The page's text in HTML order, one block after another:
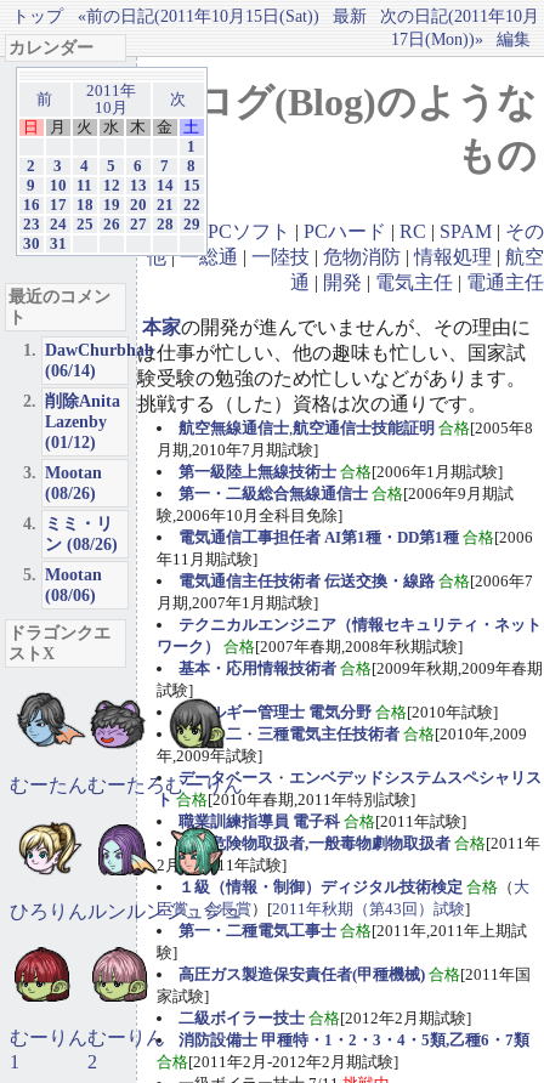
トップ «前の日記(2011年10月15日(Sat)) 最新
次の日記(2011年10月
17日(Mon))»
編集
ブログ(Blog)のような
もの
GBA| PCソフト | PCハード | RC | SPAM | その
他|一総通 | 一陸技 | 危物消防 |情報処理 | 航空
通 | 開発 | 電気主任 | 電通主任
本家の開発が進んでいませんが、その理由に
は仕事が忙しい、他の趣味も忙しい、国家試
験受験の勉強のため忙しいなどがあります。
挑戦する（した）資格は次の通りです。
航空無線通信士,航空通信士技能証明 合格[2005年8
月期,2010年7月期試験]
第一級陸上無線技術士 合格[2006年1月期試験]
第一・二級総合無線通信士 合格[2006年9月期試
験,2006年10月全科目免除]
電気通信工事担任者 AI第1種・DD第1種 合格[2006
年11月期試験]
電気通信主任技術者 伝送交換・線路 合格[2006年7
月期,2007年1月期試験]
テクニカルエンジニア（情報セキュリティ・ネット
ワーク）
合格[2007年春期,2008年秋期試験]
基本・応用情報技術者 合格[2009年秋期,2009年春期
試験]
エネルギー管理士 電気分野 合格[2010年試験]
第一・二 ・ 三種電気主任技術者 合格[2010年,2009
年,2009年試験]
データベース ・ エンベデッドシステムスペシャリス
ト 合格[2010年春期,2011年特別試験]
職業訓練指導員 電子科 合格[2011年試験]
甲種危険物取扱者,一般毒物劇物取扱者 合格[2011年
2月期,2011年試験]
１級（情報・制御）ディジタル技術検定 合格 （ 大
臣賞、会長賞）[2011年秋期（第43回）試験]
第一・二種電気工事士 合格[2011年,2011年上期試
験]
高圧ガス製造保安責任者(甲種機械) 合格[2011年国
家試験]
二級ボイラー技士 合格[2012年2月期試験]
消防設備士 甲種特・1・2・3・4・5類,乙種6・7類
合格[2011年2月-2012年2月期試験]
カレンダー
前
2011年
10月
次
日
月 火 水 木 金
土
1
2
3 4 5 6 7
8
9
10 11 12 13 14
15
16
17 18 19 20 21
22
23
24 25 26 27 28
29
30
31
最近のコメン
ト
DawChurbhab
(06/14)
削除Anita
Lazenby
(01/12)
Mootan
(08/26)
ミミ・リ
ン (08/26)
Mootan
(08/06)
ドラゴンクエ
ストX
むーたんむーたろむーりん
ひろりんルンルンジュジュ
むーりん
1
むーりん
2